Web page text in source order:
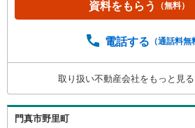
区での物件探しに便利！「リク
トの掲載物件もまとめてご案内
会 随時開催中】〇お客様の条件
品のご提案〇住宅ローンの金利や
詳しくご説明〇住宅ローンとリ
品もご提案〇仕事や収入・現在
ンへの問題解決是非ともお問合せ
資料をもらう （無料）
電話する （通話料無
取り扱い不動産会社をもっと見
門真市野里町